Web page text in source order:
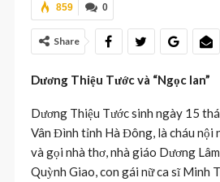
0
859
Share
Dương Thiệu Tước và “Ngọc lan”
Dương Thiệu Tước sinh ngày 15
Vân Đình tỉnh Hà Đông, là cháu nội
và gọi nhà thơ, nhà giáo Dương
Quỳnh Giao, con gái nữ ca sĩ Minh